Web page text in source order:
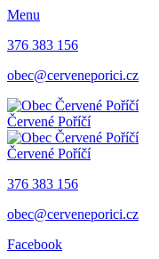
Menu
376 383 156
obec@cerveneporici.cz
Červené Poříčí
Červené Poříčí
376 383 156
obec@cerveneporici.cz
Facebook